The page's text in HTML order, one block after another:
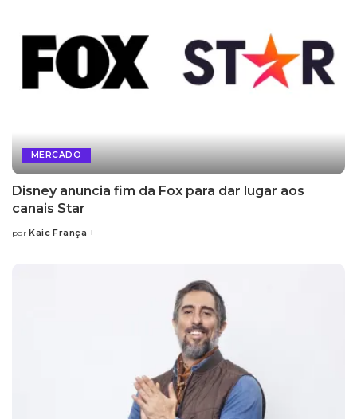
MERCADO
Disney anuncia fim da Fox para dar lugar aos
canais Star
Posted
por Kaic França